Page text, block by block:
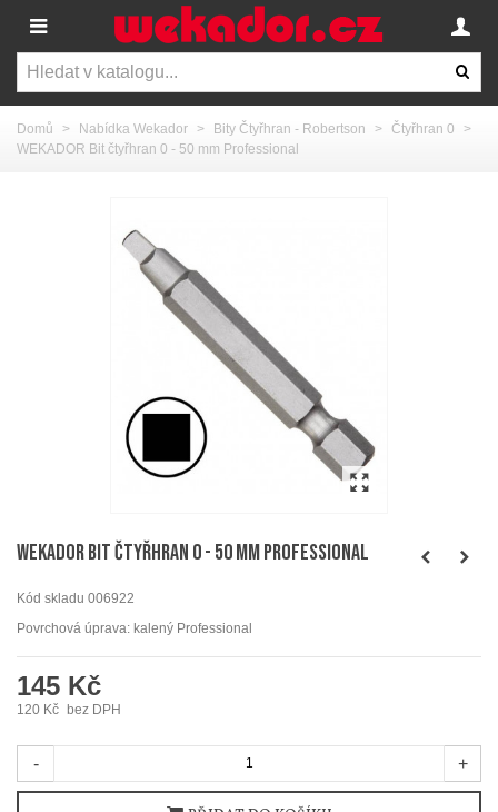
Domů > Nabídka Wekador > Bity Čtyřhran - Robertson > Čtyřhran 0
>
WEKADOR Bit čtyřhran 0 - 50 mm Professional
WEKADOR Bit čtyřhran 0 - 50 mm Professional
Kód skladu 006922
Povrchová úprava: kalený Professional
145 Kč
120 Kč bez DPH
- +